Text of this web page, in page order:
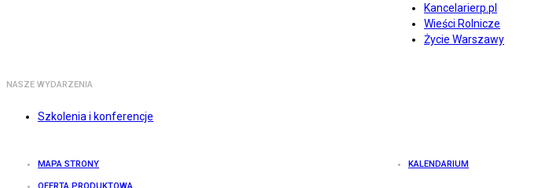
Kancelarierp.pl
Wieści Rolnicze
Życie Warszawy
NASZE WYDARZENIA
Szkolenia i konferencje
MAPA STRONY KALENDARIUM